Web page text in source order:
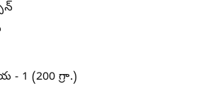
1 (200 గ్రా.)